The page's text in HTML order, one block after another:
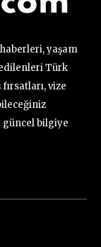
yaşam
Türk
vize
güncel bilgiye